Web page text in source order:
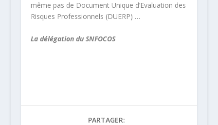
même pas de Document Unique d’Evaluation des
Risques Professionnels (DUERP) …
La délégation du SNFOCOS
PARTAGER: